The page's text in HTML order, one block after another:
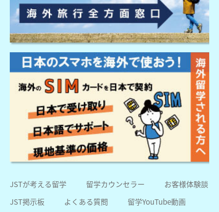
JSTが考える留学 留学カウンセラー
お客様体験談
JST掲示板
よくある質問
留学YouTube動画